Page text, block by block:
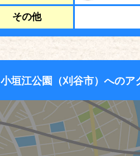
その他
小垣江公園（刈谷市）へのア